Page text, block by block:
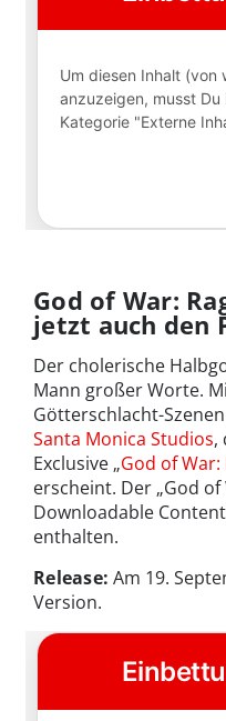
God of War:
jetzt auch den
Der cholerische
Mann großer Worte.
Götterschlacht-
Santa Monica Studios,
Exclusive „God of
erscheint. Der „God of
Downloadable
enthalten.
Release: Am 19.
Version.